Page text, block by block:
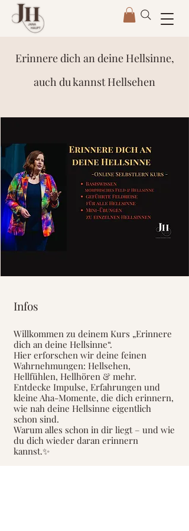
Erinnere dich an deine Hellsinne,
auch du kannst Hellsehen
Infos
Willkommen zu deinem Kurs „Erinnere
dich an deine Hellsinne“.
Hier erforschen wir deine feinen
Wahrnehmungen: Hellsehen,
Hellfühlen, Hellhören & mehr.
Entdecke Impulse, Erfahrungen und
kleine Aha-Momente, die dich erinnern,
wie nah deine Hellsinne eigentlich
schon sind.
Warum alles schon in dir liegt – und wie
du dich wieder daran erinnern
kannst.✨